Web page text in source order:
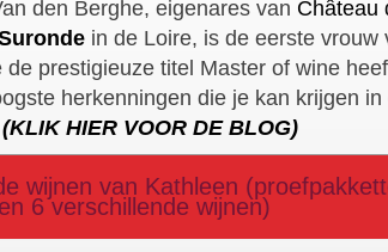
den Berghe, eigenares van Château
in de Loire, is de eerste vrouw
de prestigieuze titel Master of wine
herkenningen die je kan krijgen in
(KLIK HIER VOOR DE BLOG)
wijnen van Kathleen
6 verschillende wijnen)